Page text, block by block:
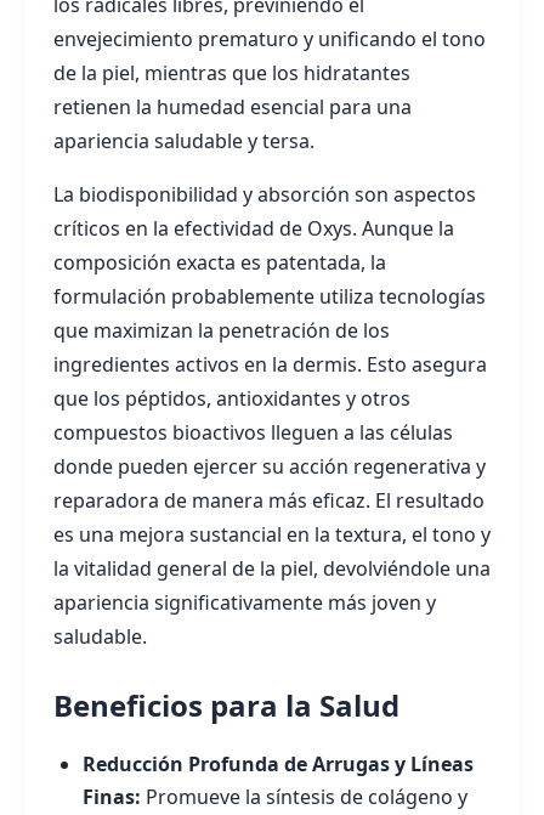
envejecimiento prematuro y unificando el tono
de la piel, mientras que los hidratantes
retienen la humedad esencial para una
apariencia saludable y tersa.
La biodisponibilidad y absorción son aspectos
críticos en la efectividad de Oxys. Aunque la
composición exacta es patentada, la
formulación probablemente utiliza tecnologías
que maximizan la penetración de los
ingredientes activos en la dermis. Esto asegura
que los péptidos, antioxidantes y otros
compuestos bioactivos lleguen a las células
donde pueden ejercer su acción regenerativa y
reparadora de manera más eficaz. El resultado
es una mejora sustancial en la textura, el tono y
la vitalidad general de la piel, devolviéndole una
apariencia significativamente más joven y
saludable.
Beneficios para la Salud
Reducción Profunda de Arrugas y Líneas
Finas: Promueve la síntesis de colágeno y